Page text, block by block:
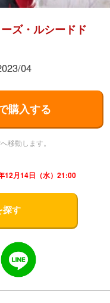
ズ・ルシードド
04
購入する
移動します。
12月14日（水）21:00
探す